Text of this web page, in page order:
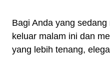
Bagi Anda yang
keluar malam ini dan
yang lebih tenang,